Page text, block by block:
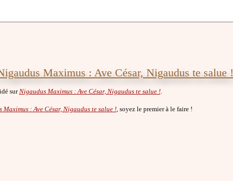
Maximus : Ave César, Nigaudus te salue !
surNigaudus Maximus : Ave César, Nigaudus te salue !.
Maximus : Ave César, Nigaudus te salue !, soyez le premier à le faire !